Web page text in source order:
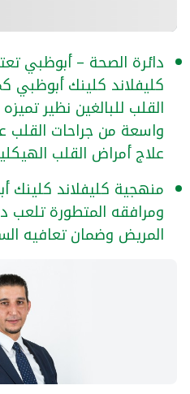
دائرة الصحة – أبوظبي
كليفلاند كلينك أبوظبي
القلب للبالغين نظير
واسعة من جراحات القلب
علاج أمراض القلب
منهجية كليفلاند
ومرافقه المتطورة تلعب
المريض وضمان تعافيه